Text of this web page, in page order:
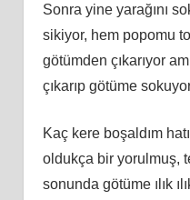
Sonra yine yarağını
sikiyor, hem popomu
götümden çıkarıyor
çıkarıp götüme
Kaç kere boşaldım
oldukça bir yorulmuş,
sonunda götüme ılık